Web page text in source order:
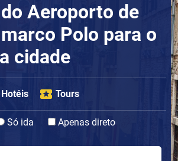
Aeroporto de
Polo para o
cidade
Hotéis Tours
Só ida
Apenas direto